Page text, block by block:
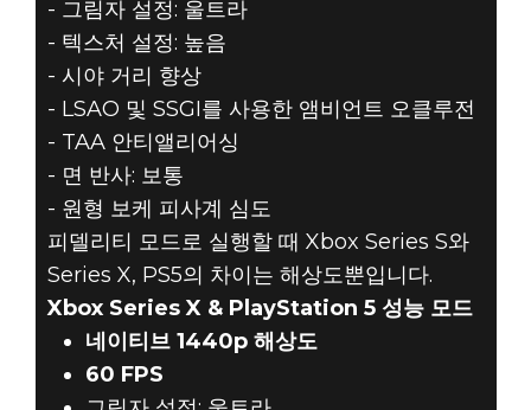
- 그림자 설정: 울트라
- 텍스처 설정: 높음
- 시야 거리 향상
- LSAO 및 SSGI를 사용한 앰비언트 오클루전
- TAA 안티앨리어싱
- 면 반사: 보통
- 원형 보케 피사계 심도
피델리티 모드로 실행할 때 Xbox Series S와
Series X, PS5의 차이는 해상도뿐입니다.
Xbox Series X & PlayStation 5 성능 모드
네이티브 1440p 해상도
60 FPS